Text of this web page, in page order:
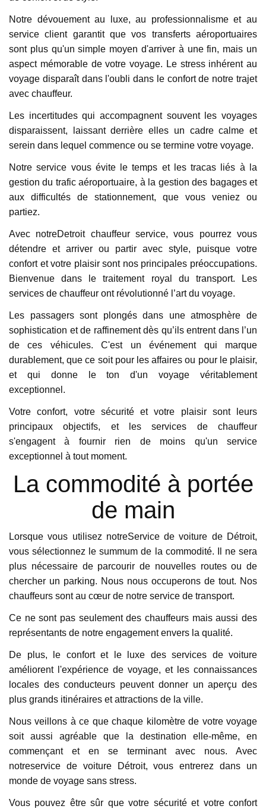
Notre dévouement au luxe, au professionnalisme et au
service client garantit que vos transferts aéroportuaires
sont plus qu'un simple moyen d'arriver à une fin, mais un
aspect mémorable de votre voyage. Le stress inhérent au
voyage disparaît dans l'oubli dans le confort de notre trajet
avec chauffeur.
Les incertitudes qui accompagnent souvent les voyages
disparaissent, laissant derrière elles un cadre calme et
serein dans lequel commence ou se termine votre voyage.
Notre service vous évite le temps et les tracas liés à la
gestion du trafic aéroportuaire, à la gestion des bagages et
aux difficultés de stationnement, que vous veniez ou
partiez.
Avec notreDetroit chauffeur service, vous pourrez vous
détendre et arriver ou partir avec style, puisque votre
confort et votre plaisir sont nos principales préoccupations.
Bienvenue dans le traitement royal du transport. Les
services de chauffeur ont révolutionné l’art du voyage.
Les passagers sont plongés dans une atmosphère de
sophistication et de raffinement dès qu’ils entrent dans l’un
de ces véhicules. C'est un événement qui marque
durablement, que ce soit pour les affaires ou pour le plaisir,
et qui donne le ton d'un voyage véritablement
exceptionnel.
Votre confort, votre sécurité et votre plaisir sont leurs
principaux objectifs, et les services de chauffeur
s'engagent à fournir rien de moins qu'un service
exceptionnel à tout moment.
La commodité à portée
de main
Lorsque vous utilisez notreService de voiture de Détroit,
vous sélectionnez le summum de la commodité. Il ne sera
plus nécessaire de parcourir de nouvelles routes ou de
chercher un parking. Nous nous occuperons de tout. Nos
chauffeurs sont au cœur de notre service de transport.
Ce ne sont pas seulement des chauffeurs mais aussi des
représentants de notre engagement envers la qualité.
De plus, le confort et le luxe des services de voiture
améliorent l'expérience de voyage, et les connaissances
locales des conducteurs peuvent donner un aperçu des
plus grands itinéraires et attractions de la ville.
Nous veillons à ce que chaque kilomètre de votre voyage
soit aussi agréable que la destination elle-même, en
commençant et en se terminant avec nous. Avec
notreservice de voiture Détroit, vous entrerez dans un
monde de voyage sans stress.
Vous pouvez être sûr que votre sécurité et votre confort